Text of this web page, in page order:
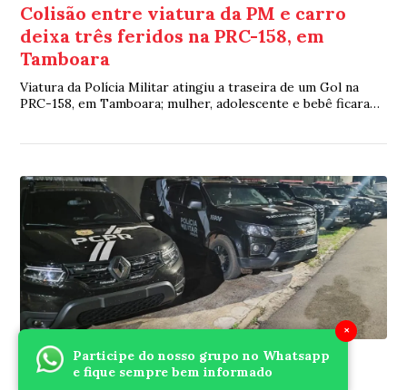
×
Participe do nosso grupo no Whatsapp
e fique sempre bem informado
Colisão entre viatura da PM e carro
deixa três feridos na PRC-158, em
Tamboara
Viatura da Polícia Militar atingiu a traseira de um Gol na
PRC-158, em Tamboara; mulher, adolescente e bebê ficaram
Ofensiva Policial Há 16 horas